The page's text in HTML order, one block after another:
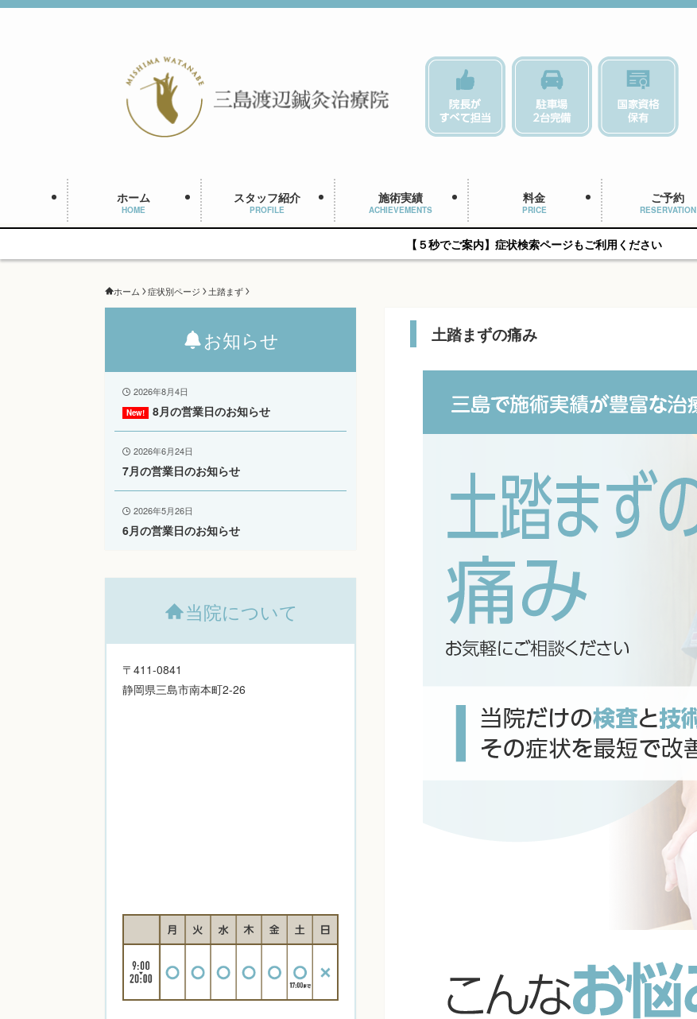
ホーム
HOME
スタッフ紹介
PROFILE
施術実績
ACHIEVEMENTS
料金
PRICE
ご予約
RESERVATION
【５秒でご案内】症状検索ページもご利用ください
ホーム 症状別ページ 土踏まず
土踏まずの痛み
お知らせ
2026年8月4日
8月の営業日のお知らせ
2026年6月24日
7月の営業日のお知らせ
2026年5月26日
6月の営業日のお知らせ
当院について
〒411-0841
静岡県三島市南本町2-26